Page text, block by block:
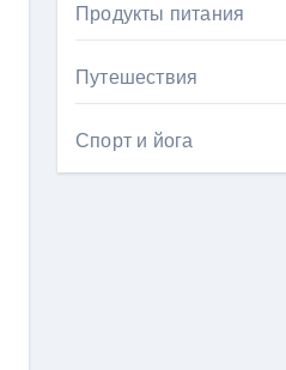
Продукты питания
Путешествия
Спорт и йога